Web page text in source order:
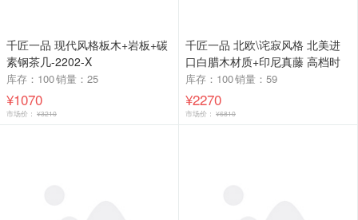
千匠一品 现代风格板木+岩板+碳
素钢茶几-2202-X
库存：100销量：25
¥1070
市场价： ¥3210
千匠一品 北欧\诧寂风格 北美进
口白腊木材质+印尼真藤 高档时
尚沙发 SF019沙发-X
库存：100销量：59
¥2270
市场价： ¥6810